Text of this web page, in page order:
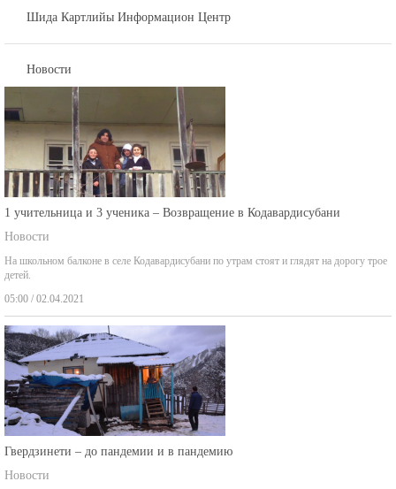
Шида Картлийы Информацион Центр
Новости
1 учительница и 3 ученика – Возвращение в Кодавардисубани
Новости
На школьном балконе в селе Кодавардисубани по утрам стоят и глядят на дорогу трое
детей.
05:00 / 02.04.2021
Гвердзинети – до пандемии и в пандемию
Новости